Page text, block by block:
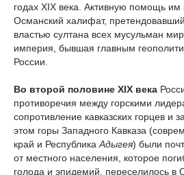
годах XIX века. Активную помощь им
Османский халифат,
властью султана всех мусульман
империя, бывшая главным
России.
Во второй половине XIX века
противоречия между горскими
сопротивление кавказских горцев и
этом горы Западного Кавказа
край и Республика Адыгея) были
от местного населения, которое
голода и эпидемий, переселилось в